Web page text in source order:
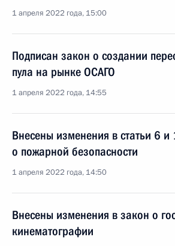
1 апреля 2022 года, 15:00
Подписан закон о создании
пула на рынке ОСАГО
1 апреля 2022 года, 14:55
Внесены изменения в статьи 6 и
о пожарной безопасности
1 апреля 2022 года, 14:50
Внесены изменения в закон о
кинематографии